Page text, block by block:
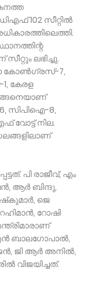
102 സീറ്റില്‍
ലഭിച്ചു.
കോണ്‍ഗ്രസ്-7,
കേരള
സിപിഐ-8,
വോട്ട് നില.
പി രാജീവ്, എം
ആര്‍ ബിന്ദു,
ജെ
റോഷി
എന്‍ ബാലഗോപാല്‍,
ജി ആര്‍ അനില്‍,
വിജയിച്ചത്.